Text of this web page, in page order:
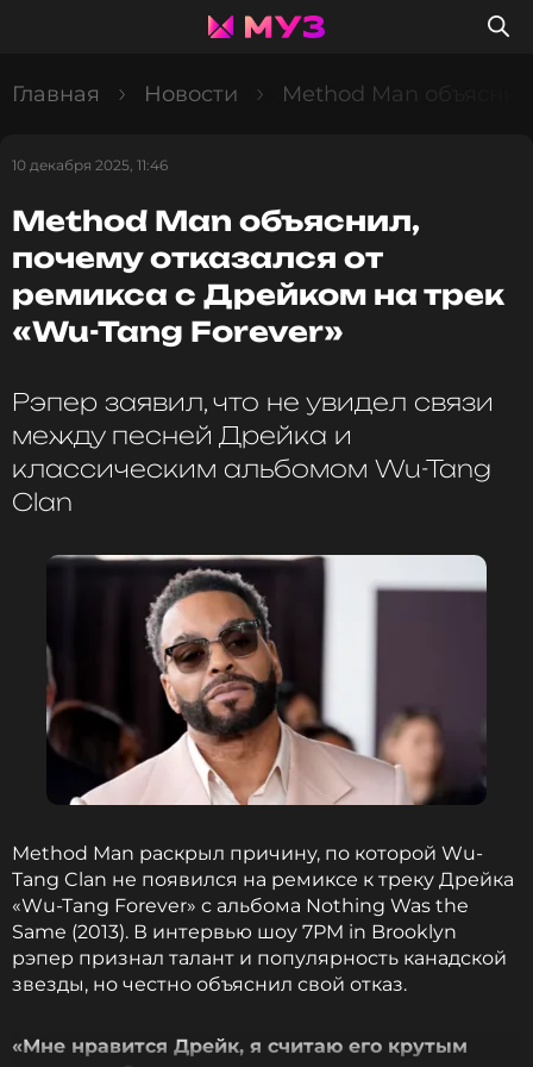
Главная Новости Method Man
10 декабря 2025, 11:46
Method Man объяснил,
почему отказался от
ремикса с Дрейком на трек
«Wu-Tang Forever»
Рэпер заявил, что не увидел связи
между песней Дрейка и
классическим альбомом Wu-Tang
Clan
Method Man раскрыл причину, по которой Wu-
Tang Clan не появился на ремиксе к треку Дрейка
«Wu-Tang Forever» с альбома Nothing Was the
Same (2013). В интервью шоу 7PM in Brooklyn
рэпер признал талант и популярность канадской
звезды, но честно объяснил свой отказ.
«Мне нравится Дрейк, я считаю его крутым